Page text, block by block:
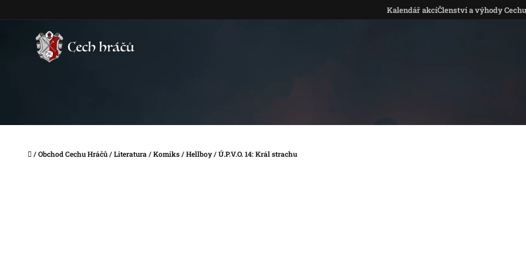
Kalendář akcíČlenství a výhody Cechu
Domů
/Obchod Cechu Hráčů/Literatura/Komiks/Hellboy/Ú.P.V.O. 14: Král strachu